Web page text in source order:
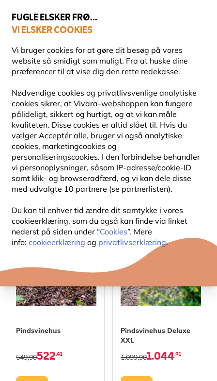
FUGLE ELSKER FRØ...
VI ELSKER COOKIES
Vi bruger cookies for at gøre dit besøg på vores
website så smidigt som muligt. Fra at huske dine
præferencer til at vise dig den rette redekasse.
Nødvendige cookies og privatlivsvenlige analytiske
cookies sikrer, at Vivara-webshoppen kan fungere
pålideligt, sikkert og hurtigt, og at vi kan måle
kvaliteten. Disse cookies er altid slået til. Hvis du
vælger Acceptér alle, bruger vi også analytiske
cookies, marketingcookies og
personaliseringscookies. I den forbindelse behandler
vi personoplysninger, såsom IP-adresse/cookie-ID
samt klik- og browseradfærd, og vi kan dele disse
med udvalgte 10 partnere (se partnerlisten).
Du kan til enhver tid ændre dit samtykke i vores
cookieerklæring, som du også kan finde via linket
nederst på siden under “Cookies”. Mere
info: cookieerklæring og privatlivserklæring.
Fri fragt over 499 kr.
PINDSVINEHUSE
Giv pindsvinet et roligt og beskyttet sted med et
pindsvinehus til haven. Hos Vivara finder du både
kompakte og rummelige modeller samt løsninger me
Læs mere
5% RABAT
Pindsvinehus
522,41
549,90
5% RABAT
Pindsvinehus Deluxe
XXL
1.044,91
1.099,90